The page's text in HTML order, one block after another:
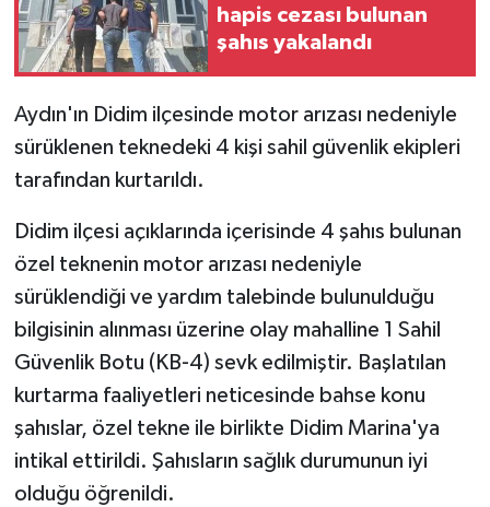
hapis cezası bulunan
şahıs yakalandı
Aydın'ın Didim ilçesinde motor arızası nedeniyle
sürüklenen teknedeki 4 kişi sahil güvenlik ekipleri
tarafından kurtarıldı.
Didim ilçesi açıklarında içerisinde 4 şahıs bulunan
özel teknenin motor arızası nedeniyle
sürüklendiği ve yardım talebinde bulunulduğu
bilgisinin alınması üzerine olay mahalline 1 Sahil
Güvenlik Botu (KB-4) sevk edilmiştir. Başlatılan
kurtarma faaliyetleri neticesinde bahse konu
şahıslar, özel tekne ile birlikte Didim Marina'ya
intikal ettirildi. Şahısların sağlık durumunun iyi
olduğu öğrenildi.